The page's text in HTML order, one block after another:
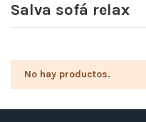
Salva sofá relax
No hay productos.